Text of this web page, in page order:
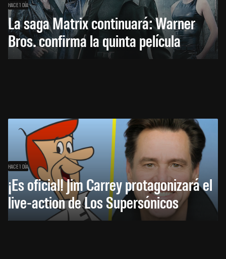
HACE 1 DÍA
La saga Matrix continuará: Warner
Bros. confirma la quinta película
HACE 1 DÍA
¡Es oficial! Jim Carrey protagonizará el
live-action de Los Supersónicos